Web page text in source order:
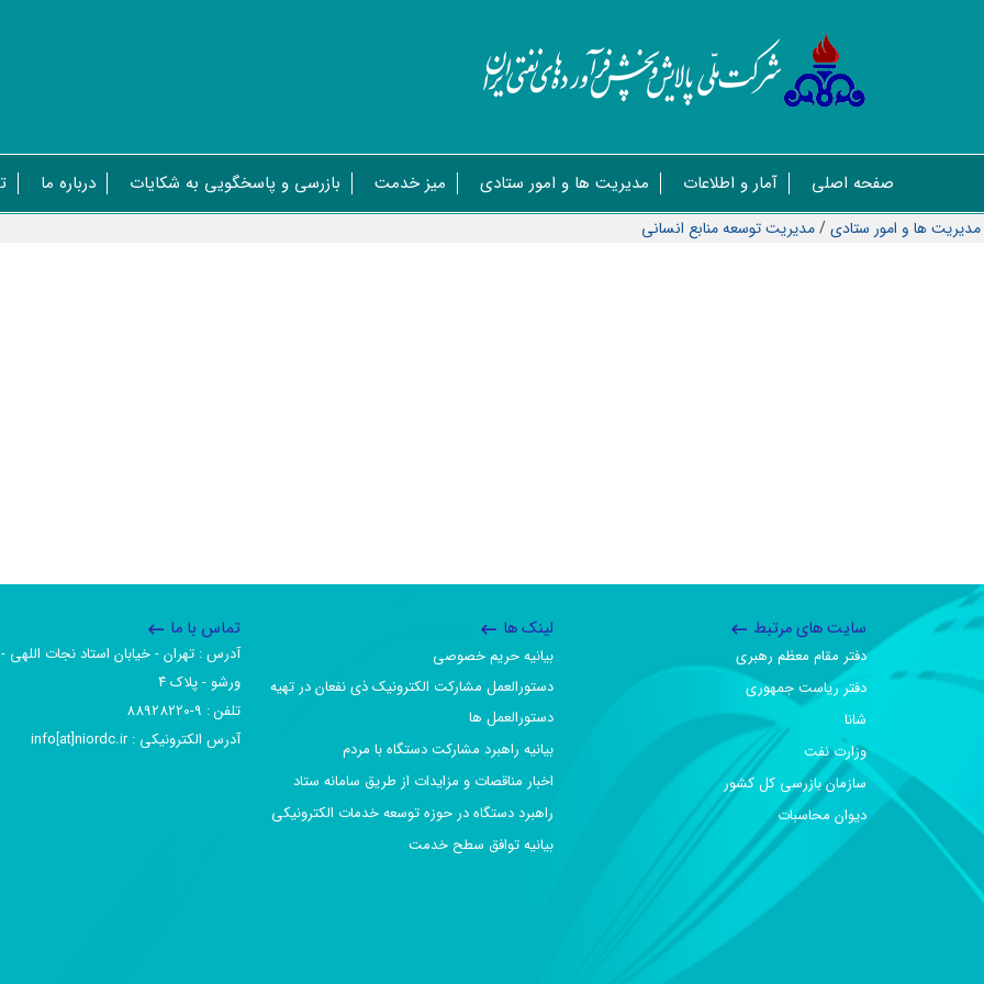
صفحه اصلی آمار و اطلاعات مدیریت ها و امور ستادی میز خدمت بازرسی و پاسخگویی به شکایات درباره ما
مدیریت ها و امور ستادی/مديريت توسعه منابع انسانی
سایت های مرتبط
دفتر مقام معظم رهبری
دفتر ریاست جمهوری
شانا
وزارت نفت
سازمان بازرسی کل کشور
دیوان محاسبات
لینک ها
بیانیه حریم خصوصی
دستورالعمل مشارکت الکترونیک ذی نفعان در تهیه
دستورالعمل ها
بیانیه راهبرد مشارکت دستگاه با مردم
اخبار مناقصات و مزایدات از طریق سامانه ستاد
راهبرد دستگاه در حوزه توسعه خدمات الکترونیکی
بیانیه توافق سطح خدمت
تماس با ما
آدرس :‌ تهران - خیابان استاد نجات اللهی -
ورشو - پلاک ۴
تلفن :‌ 9-88928220
آدرس الکترونیکی :‌ info[at]niordc.ir